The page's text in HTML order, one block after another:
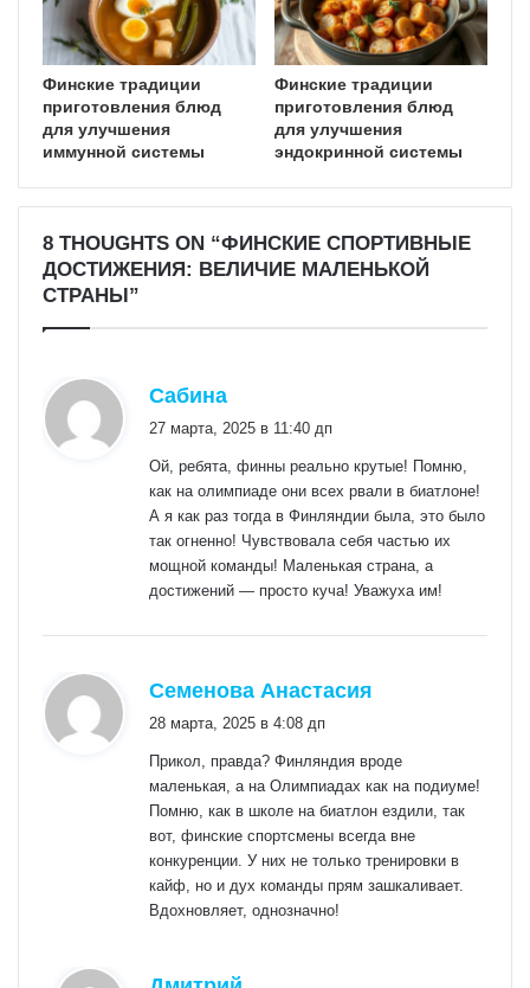
Финские традиции
приготовления блюд
для улучшения
иммунной системы
Финские традиции
приготовления блюд
для улучшения
эндокринной системы
8 THOUGHTS ON “ФИНСКИЕ СПОРТИВНЫЕ
ДОСТИЖЕНИЯ: ВЕЛИЧИЕ МАЛЕНЬКОЙ
СТРАНЫ”
Сабина
27 марта, 2025 в 11:40 дп
Ой, ребята, финны реально крутые! Помню,
как на олимпиаде они всех рвали в биатлоне!
А я как раз тогда в Финляндии была, это было
так огненно! Чувствовала себя частью их
мощной команды! Маленькая страна, а
достижений — просто куча! Уважуха им!
Семенова Анастасия
28 марта, 2025 в 4:08 дп
Прикол, правда? Финляндия вроде
маленькая, а на Олимпиадах как на подиуме!
Помню, как в школе на биатлон ездили, так
вот, финские спортсмены всегда вне
конкуренции. У них не только тренировки в
кайф, но и дух команды прям зашкаливает.
Вдохновляет, однозначно!